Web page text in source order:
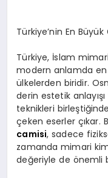
Türkiye’nin En Büyük
Türkiye, İslam
modern anlamda
ülkelerden biridir.
derin estetik
teknikleri
çeken eserler çıkar.
camisi, sadece
zamanda mimari
değeriyle de önemli